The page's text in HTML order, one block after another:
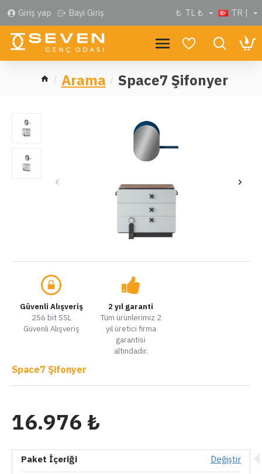
Giriş yap Bayi Giriş ₺ TL ₺ TR |
Arama Space7 Şifonyer
Güvenli Alışveriş
256 bit SSL
Güvenli Alışveriş
2 yıl garanti
Tüm ürünlerimiz 2
yıl üretici firma
garantisi
altındadır.
Space7 Şifonyer
16.976 ₺
Paket İçeriği
Değiştir